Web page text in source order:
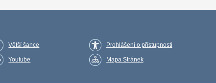
Větší šance
Youtube
Prohlášení o přístupnosti
Mapa Stránek